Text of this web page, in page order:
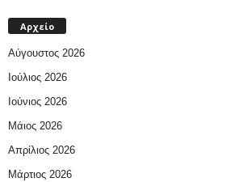
Αρχείο
Αύγουστος 2026
Ιούλιος 2026
Ιούνιος 2026
Μάιος 2026
Απρίλιος 2026
Μάρτιος 2026